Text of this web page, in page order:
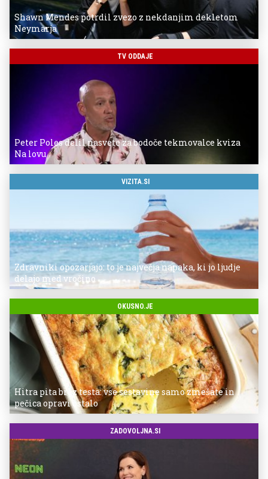
Shawn Mendes potrdil zvezo z nekdanjim dekletom
Neymarja
TV ODDAJE
Peter Poles delil nasvete za bodoče tekmovalce kviza
Na lovu
VIZITA.SI
Zdravniki opozarjajo: to je največja napaka, ki jo ljudje
delajo med vročino
OKUSNO.JE
Hitra pita brez testa: vse sestavine samo zmešate in
pečica opravi ostalo
ZADOVOLJNA.SI